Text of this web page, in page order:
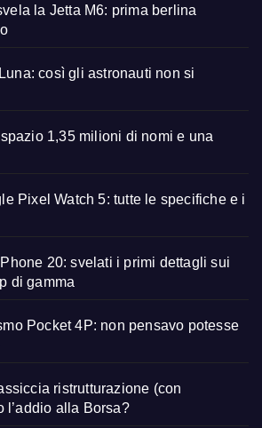
la Jetta M6: prima berlina
così gli astronauti non si
1,35 milioni di nomi e una
Pixel Watch 5: tutte le specifiche e i
20: svelati i primi dettagli sui
di gamma
Pocket 4P: non pensavo potesse
ristrutturazione (con
l’addio alla Borsa?